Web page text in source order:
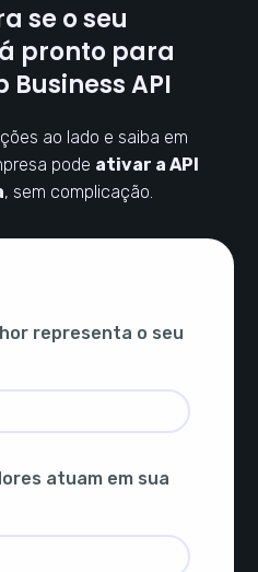
representa o seu
atuam em sua
se o seu
pronto para
Business API
ao lado e saiba em
pode ativar a API
, sem complicação.